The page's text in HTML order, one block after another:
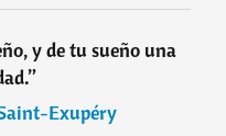
y de tu sueño una
”
Exupéry